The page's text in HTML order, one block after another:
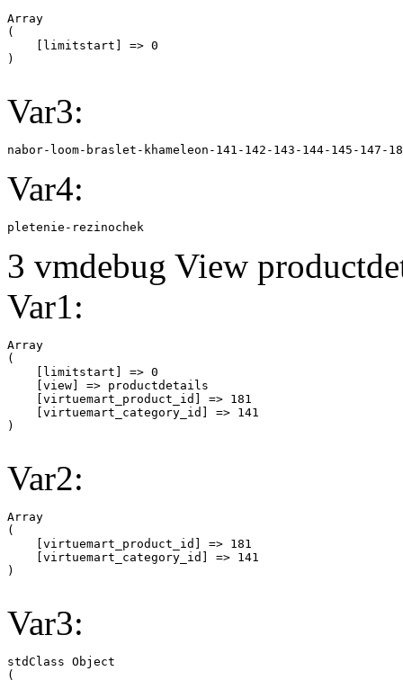
Array
(
    [limitstart] => 0
Var3:
nabor-loom-braslet-khameleon-141-142-143-144-145-147-
Var4:
pletenie-rezinochek
3 vmdebug View
Var1:
Array
(
    [limitstart] => 0
    [view] => productdetails
    [virtuemart_product_id] => 181
    [virtuemart_category_id] => 141
Var2:
Array
(
    [virtuemart_product_id] => 181
    [virtuemart_category_id] => 141
Var3:
stdClass Object
(